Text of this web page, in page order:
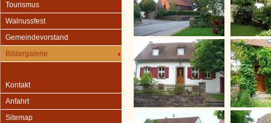
Tourismus
Walnussfest
Gemeindevorstand
Bildergalerie
Kontakt
Anfahrt
Sitemap